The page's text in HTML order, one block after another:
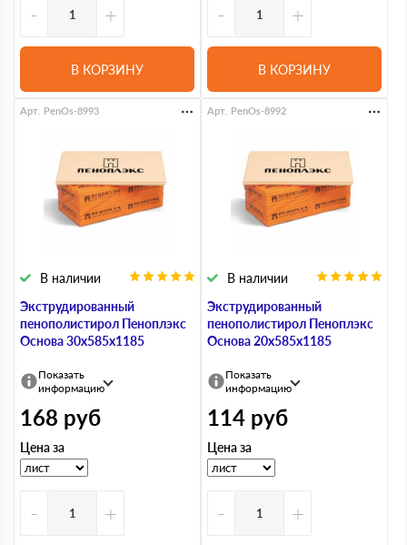
- +
В КОРЗИНУ
- +
В КОРЗИНУ
Экструдированный
пенополистирол Пеноплэкс
Основа 30х585х1185
В наличии
Арт. PenOs-8993
Показать
информацию
168 руб
Цена за
- +
Экструдированный
пенополистирол Пеноплэкс
Основа 20х585х1185
В наличии
Арт. PenOs-8992
Показать
информацию
114 руб
Цена за
- +